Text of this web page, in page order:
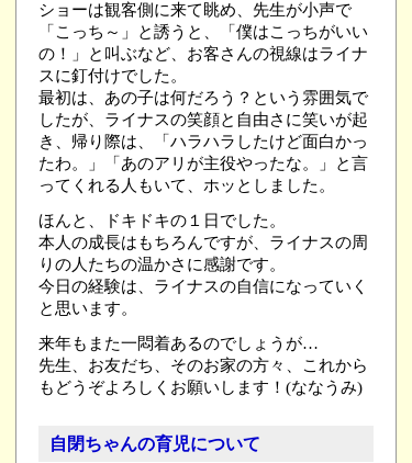
ショーは観客側に来て眺め、先生が小声で
「こっち～」と誘うと、「僕はこっちがいい
の！」と叫ぶなど、お客さんの視線はライナ
スに釘付けでした。
最初は、あの子は何だろう？という雰囲気で
したが、ライナスの笑顔と自由さに笑いが起
き、帰り際は、「ハラハラしたけど面白かっ
たわ。」「あのアリが主役やったな。」と言
ってくれる人もいて、ホッとしました。
ほんと、ドキドキの１日でした。
本人の成長はもちろんですが、ライナスの周
りの人たちの温かさに感謝です。
今日の経験は、ライナスの自信になっていく
と思います。
来年もまた一悶着あるのでしょうが…
先生、お友だち、そのお家の方々、これから
もどうぞよろしくお願いします！(ななうみ)
自閉ちゃんの育児について